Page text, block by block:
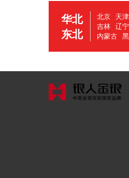
华北
东北
北京 天津
吉林 辽宁
内蒙古